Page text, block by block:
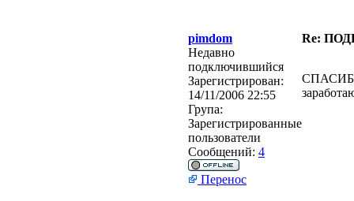
pimdom
Re:
Недавно
подключившийся
Зарегистрирован:
14/11/2006 22:55
Група:
Зарегистрированные
пользователи
Сообщений: 4
Перенос